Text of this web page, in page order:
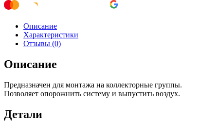
Описание
Характеристики
Отзывы (0)
Описание
Предназначен для монтажа на коллекторные группы.
Позволяет опорожнить систему и выпустить воздух.
Детали